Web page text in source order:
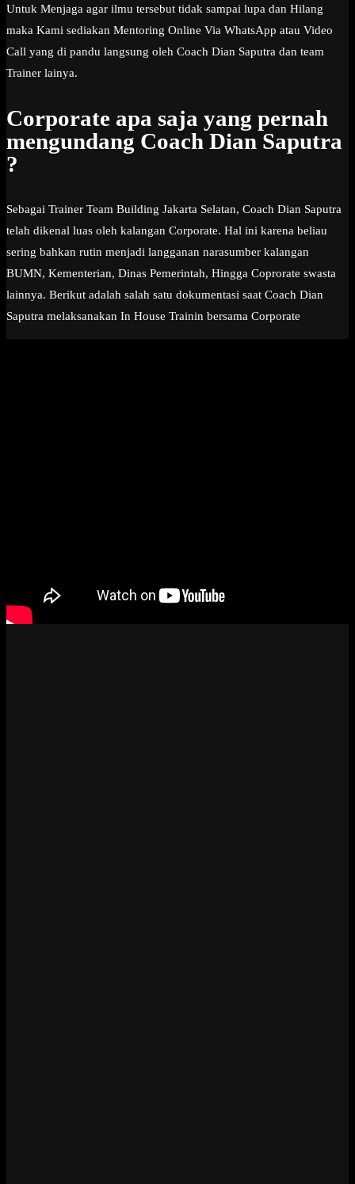
Untuk Menjaga agar ilmu tersebut tidak sampai lupa dan Hilang
maka Kami sediakan Mentoring Online Via WhatsApp atau Video
Call yang di pandu langsung oleh Coach Dian Saputra dan team
Trainer lainya.
Corporate apa saja yang pernah
mengundang Coach Dian Saputra
?
Sebagai Trainer Team Building Jakarta Selatan, Coach Dian Saputra
telah dikenal luas oleh kalangan Corporate. Hal ini karena beliau
sering bahkan rutin menjadi langganan narasumber kalangan
BUMN, Kementerian, Dinas Pemerintah, Hingga Coprorate swasta
lainnya. Berikut adalah salah satu dokumentasi saat Coach Dian
Saputra melaksanakan In House Trainin bersama Corporate